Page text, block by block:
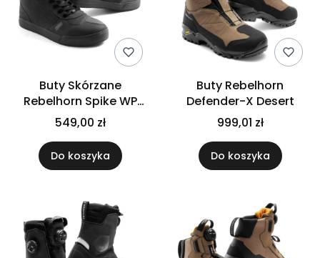
Buty Skórzane
Rebelhorn Spike WP
Black
549,00 zł
Do koszyka
Buty Rebelhorn
Defender-X Desert
999,01 zł
Do koszyka